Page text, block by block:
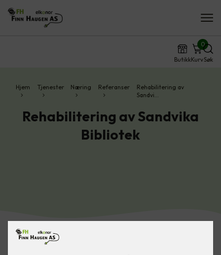
ButikkKurv
0
Søk
Hjem Tjenester Næring Referanser
Rehabilitering av
Sandvi…
Rehabilitering av Sandvika
Bibliotek